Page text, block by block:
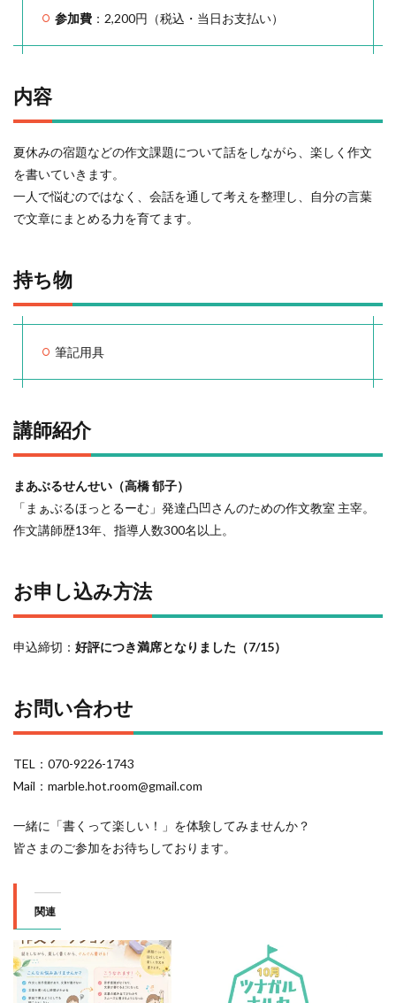
参加費 ：2,200円（税込・当日お支払い）
内容
夏休みの宿題などの作文課題について話をしながら、楽しく作文
を書いていきます。
一人で悩むのではなく、会話を通して考えを整理し、自分の言葉
で文章にまとめる力を育てます。
持ち物
筆記用具
講師紹介
まあぶるせんせい（高橋 郁子）
「まぁぶるほっとるーむ」発達凸凹さんのための作文教室 主宰。
作文講師歴13年、指導人数300名以上。
お申し込み方法
申込締切： 好評につき満席となりました（7/15）
お問い合わせ
TEL：070-9226-1743
Mail：marble.hot.room@gmail.com
一緒に「書くって楽しい！」を体験してみませんか？
皆さまのご参加をお待ちしております。
関連